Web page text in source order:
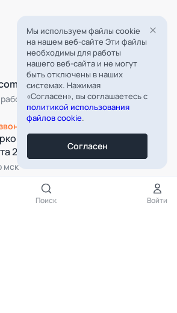
Все категории
Поиск Войти
дня
д. 16,
22
мск
рассылку
Мы используем файлы cookie
на нашем веб-сайте Эти файлы
необходимы для работы
нашего веб-сайта и не могут
быть отключены в наших
системах. Нажимая
«Согласен», вы соглашаетесь с
политикой использования
файлов cookie.
Согласен